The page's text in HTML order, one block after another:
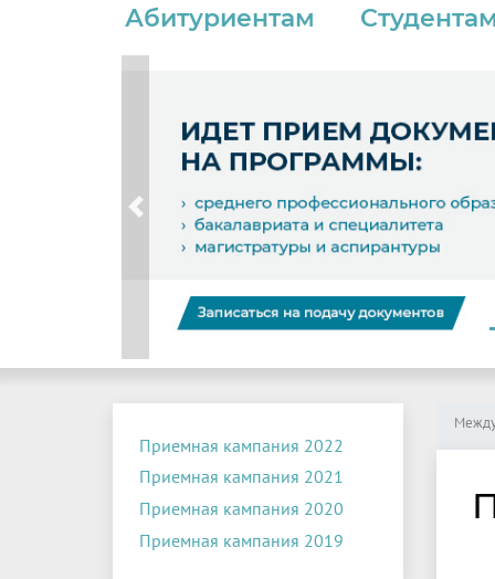
Абитуриентам
Previous
Приемная кампания 2022
Приемная кампания 2021
Приемная кампания 2020
Приемная кампания 2019